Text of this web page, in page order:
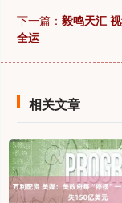
下一篇： 毅鸣天汇
全运
相关文章